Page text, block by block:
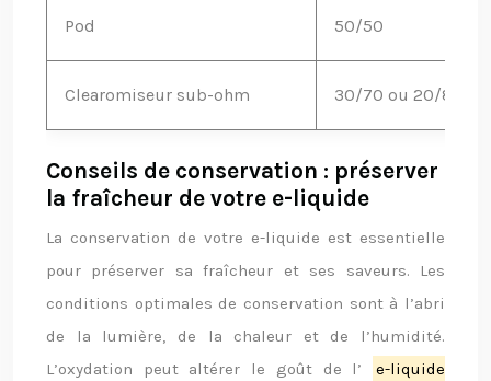
Pod 50/50
Clearomiseur sub-ohm 30/70 ou 20/80
Conseils de conservation : préserver
la fraîcheur de votre e-liquide
La conservation de votre e-liquide est essentielle
pour préserver sa fraîcheur et ses saveurs. Les
conditions optimales de conservation sont à l’abri
de la lumière, de la chaleur et de l’humidité.
L’oxydation peut altérer le goût de l’
e-liquide